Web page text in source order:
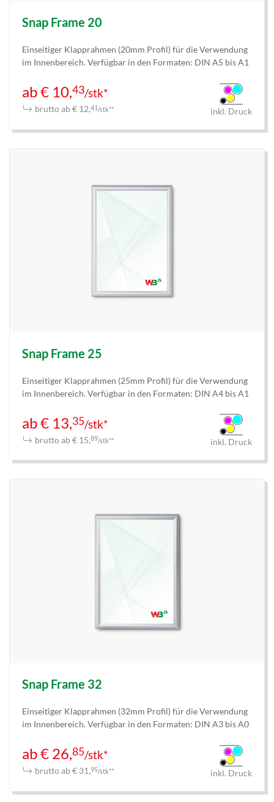
Snap Frame 20
Einseitiger Klapprahmen (20mm Profil) für die Verwendung
im Innenbereich. Verfügbar in den Formaten: DIN A5 bis A1
ab € 10,43/stk*
brutto ab € 12,41/stk** inkl. Druck
Snap Frame 25
Einseitiger Klapprahmen (25mm Profil) für die Verwendung
im Innenbereich. Verfügbar in den Formaten: DIN A4 bis A1
ab € 13,35/stk*
brutto ab € 15,89/stk** inkl. Druck
Snap Frame 32
Einseitiger Klapprahmen (32mm Profil) für die Verwendung
im Innenbereich. Verfügbar in den Formaten: DIN A3 bis A0
ab € 26,85/stk*
brutto ab € 31,95/stk** inkl. Druck